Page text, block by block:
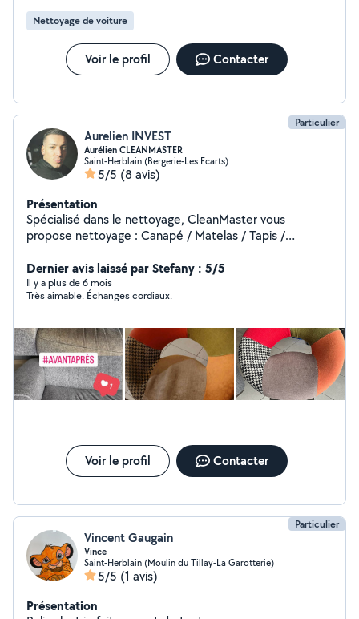
Nettoyage de voiture
Voir le profil Contacter
Particulier
Aurelien INVEST
Aurélien CLEANMASTER
Saint-Herblain (Bergerie-Les Ecarts)
5/5 (8 avis)
Présentation
Spécialisé dans le nettoyage, CleanMaster vous
propose nettoyage : Canapé / Matelas / Tapis /
Démoussage toiture Particuliers et professionnels Votre
satisfaction, notre récompense Aurélien de chez
CleanMaster
Dernier avis laissé par Stefany : 5/5
Il y a plus de 6 mois
Très aimable. Échanges cordiaux.
Voir le profil Contacter
Particulier
Vincent Gaugain
Vince
Saint-Herblain (Moulin du Tillay-La Garotterie)
5/5 (1 avis)
Présentation